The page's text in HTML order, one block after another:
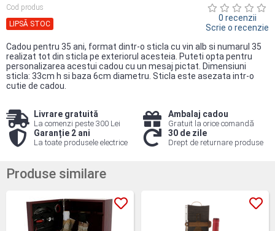
Cod produs
LIPSĂ STOC
0 recenzii
Scrie o recenzie
Cadou pentru 35 ani, format dintr-o sticla cu vin alb si numarul 35
realizat tot din sticla pe exteriorul acesteia. Puteti opta pentru
personalizarea acestui cadou cu un mesaj pictat. Dimensiuni
sticla: 33cm h si baza 6cm diametru. Sticla este asezata intr-o
cutie de cadou.
Livrare gratuită
La comenzi peste 300 Lei
Ambalaj cadou
Gratuit la orice comandă
Garanție 2 ani
La toate produsele electrice
30 de zile
Drept de returnare produse
Produse similare